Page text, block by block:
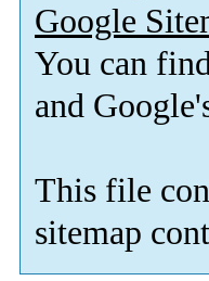
Google
You can
and
This file
sitemap